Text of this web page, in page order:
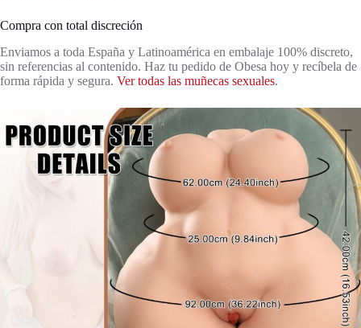
Compra con total discreción
Enviamos a toda España y Latinoamérica en embalaje 100% discreto,
sin referencias al contenido. Haz tu pedido de Obesa hoy y recíbela de
forma rápida y segura. Ver todas las muñecas sexuales.